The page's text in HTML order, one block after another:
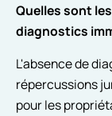
Quelles sont
diagnostics
L'absence de
répercussions
pour les